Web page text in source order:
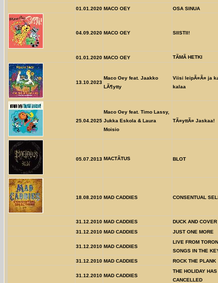
01.01.2020 MACO OEY OSA SINUA
04.09.2020 MACO OEY SIISTII!
01.01.2020 MACO OEY TÃMÃ HETKI
13.10.2023
Maco Oey feat. Jaakko
LÃ¶ytty
Viisi leipÃ¤Ã¤ ja
kalaa
25.04.2025
Maco Oey feat. Timo Lassy,
Jukka Eskola & Laura
Moisio
TÃ¤yttÃ¤ Jaskaa!
05.07.2013 MACTÃTUS BLOT
18.08.2010 MAD CADDIES CONSENTUAL
31.12.2010 MAD CADDIES
DUCK AND COVER
31.12.2010 MAD CADDIES JUST ONE MORE
31.12.2010 MAD CADDIES
LIVE FROM
SONGS IN THE
31.12.2010 MAD CADDIES ROCK THE PLANK
31.12.2010 MAD CADDIES
THE HOLIDAY
CANCELLED